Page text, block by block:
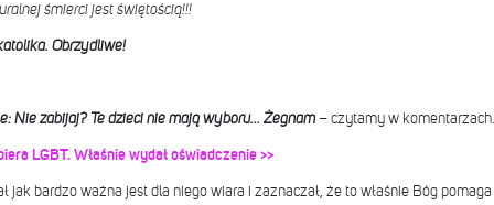
śmierci jest świętością!!!
Obrzydliwe!
Nie zabijaj? Te dzieci nie mają wyboru... Żegnam – czytamy w komentarzach.
LGBT. Właśnie wydał oświadczenie >>
jak bardzo ważna jest dla niego wiara i zaznaczał, że to właśnie Bóg